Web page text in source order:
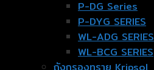
P-DG Series
P-DYG SERIES
WL-ADG SERIES
WL-BCG SERIES